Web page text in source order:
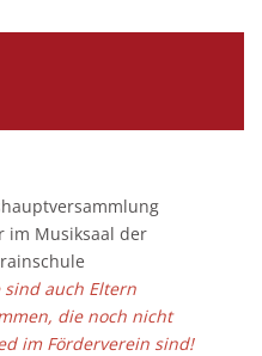
im Musiksaal der
sind auch Eltern
die noch nicht
im Förderverein sind!